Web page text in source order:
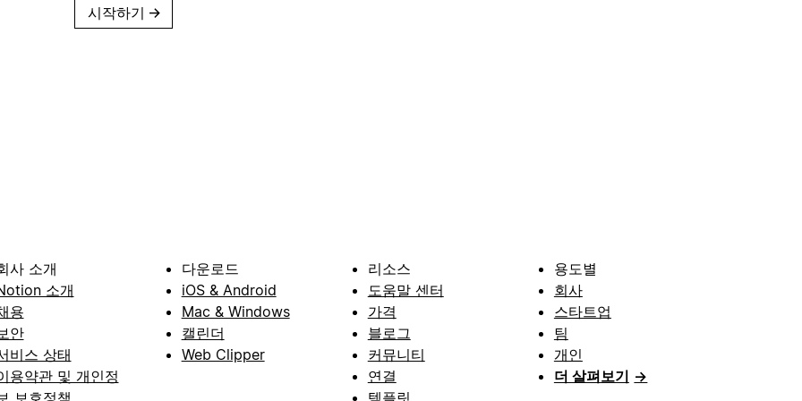
시작하기 →
사 소개
소개
용
안
비스 상태
용약관 및 개인정
다운로드
iOS & Android
Mac & Windows
캘린더
Web Clipper
리소스
도움말 센터
가격
블로그
커뮤니티
연결
용도별
회사
스타트업
팀
개인
더 살펴보기 →